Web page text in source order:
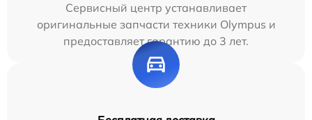
Сервисный центр устанавливает
оригинальные запчасти техники Olympus и
предоставляет гарантию до 3 лет.